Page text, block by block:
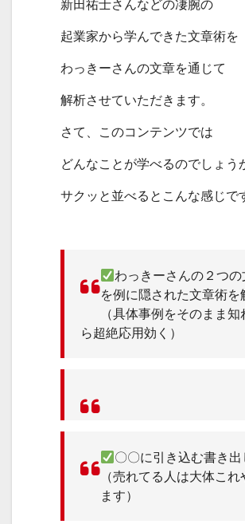
新田祐士さんなどの凄腕の
起業家から学んできた文章術を
わっきーさんの文章を通じて
解析させていただきます。
さて、このコンテンツでは
どんなことが学べるのでしょう
サクッと並べるとこんな感じで
わっきーさんの２つの
を例に隠された文章術を
（具体事例をそのまま知
ら超絶応用効く）
〇〇に引き込む書き出
（売れてる人は大体これ
ます）